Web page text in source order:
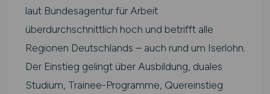
laut Bundesagentur für Arbeit
überdurchschnittlich hoch und betrifft alle
Regionen Deutschlands – auch rund um Iserlohn.
Der Einstieg gelingt über Ausbildung, duales
Studium, Trainee-Programme, Quereinstieg